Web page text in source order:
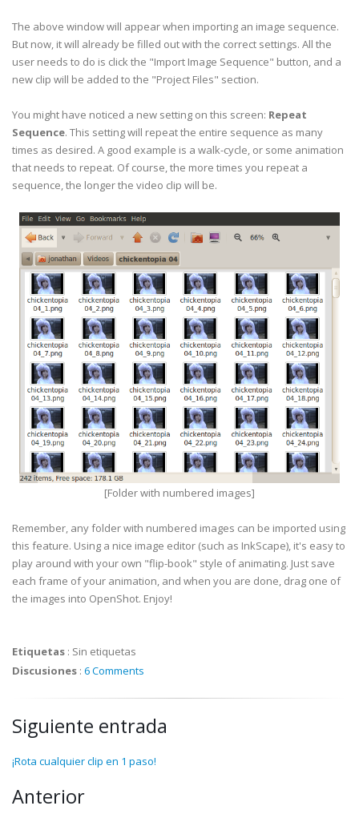
The above window will appear when importing an image sequence.
But now, it will already be filled out with the correct settings. All the
user needs to do is click the "Import Image Sequence" button, and a
new clip will be added to the "Project Files" section.
You might have noticed a new setting on this screen: Repeat
Sequence. This setting will repeat the entire sequence as many
times as desired. A good example is a walk-cycle, or some animation
that needs to repeat. Of course, the more times you repeat a
sequence, the longer the video clip will be.
[Folder with numbered images]
Remember, any folder with numbered images can be imported using
this feature. Using a nice image editor (such as InkScape), it's easy to
play around with your own "flip-book" style of animating. Just save
each frame of your animation, and when you are done, drag one of
the images into OpenShot. Enjoy!
Etiquetas : Sin etiquetas
Discusiones : 6 Comments
Siguiente entrada
¡Rota cualquier clip en 1 paso!
Anterior